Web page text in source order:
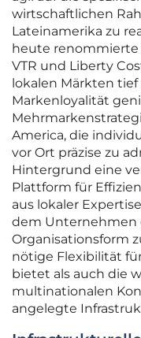
wirtschaftlichen
Lateinamerika zu
heute renommierte
VTR und Liberty
lokalen Märkten
Markenloyalität
America, die
vor Ort präzise zu
Hintergrund eine
Plattform für
aus lokaler
dem Unternehmen
Organisationsform
nötige Flexibilität
bietet als auch die
multinationalen
angelegte